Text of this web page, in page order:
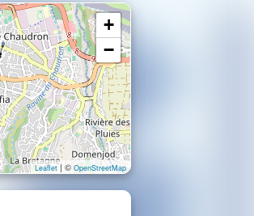
+
−
Leaflet| © OpenStreetMap